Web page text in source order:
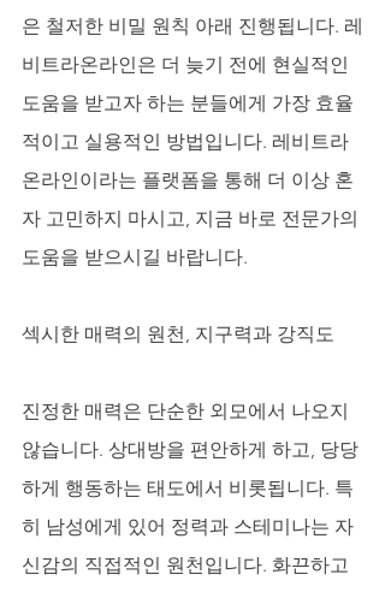
은 철저한 비밀 원칙 아래 진행됩니다. 레
비트라온라인은 더 늦기 전에 현실적인
도움을 받고자 하는 분들에게 가장 효율
적이고 실용적인 방법입니다. 레비트라
온라인이라는 플랫폼을 통해 더 이상 혼
자 고민하지 마시고, 지금 바로 전문가의
도움을 받으시길 바랍니다.
섹시한 매력의 원천, 지구력과 강직도
진정한 매력은 단순한 외모에서 나오지
않습니다. 상대방을 편안하게 하고, 당당
하게 행동하는 태도에서 비롯됩니다. 특
히 남성에게 있어 정력과 스테미나는 자
신감의 직접적인 원천입니다. 화끈하고